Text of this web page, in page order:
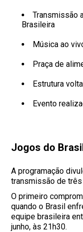
Transmissão
Brasileira
Música ao
Praça de
Estrutura
Evento
Jogos do
A programação
transmissão de
O primeiro
quando o Brasil
equipe brasileira
junho, às 21h30.